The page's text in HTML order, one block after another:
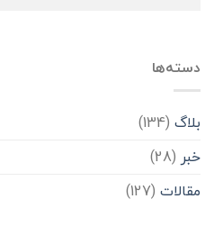
دسته‌ها
بلاگ (134)
خبر (28)
مقالات (127)